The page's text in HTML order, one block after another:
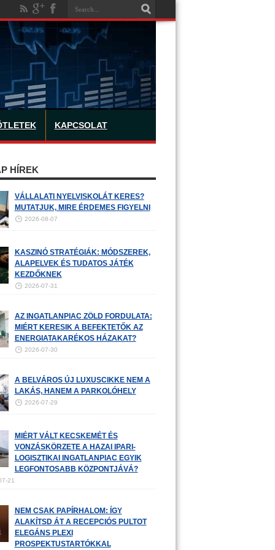
KAPCSOLAT
HÍREK
VÁLLALATI NYELVISKOLÁT KERES?
MUTATJUK, MIRE ÉRDEMES FIGYELNI
2026-08-07
KASZINÓ STRATÉGIÁK: MÓDSZEREK,
ALAPELVEK ÉS TUDATOS JÁTÉK
KEZDŐKNEK
2026-07-31
AZ INGATLANPIAC ZÖLD FORDULATA:
MIÉRT KERESIK A BEFEKTETŐK AZ
ENERGIATAKARÉKOS HÁZAKAT?
2026-07-30
A BELVÁROS ÚJ LUXUSCIKKE NEM A
LAKÁS, HANEM A PARKOLÓHELY
2026-07-29
MIÉRT VÁLT KECSKEMÉT ÉS
VONZÁSKÖRZETE A HAZAI IPARI-
LOGISZTIKAI INGATLANPIAC EGYIK
LEGFONTOSABB KÖZPONTJÁVÁ?
21
NEM CSAK PAPÍRHALOM: ÍGY
ALAKÍTSD ÁT A RECEPCIÓS PULTOT
ELEGÁNS PLEXI
PROSPEKTUSTARTÓKKAL